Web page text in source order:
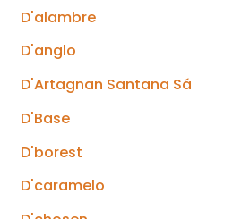
D'alambre
D'anglo
D'Artagnan Santana Sá
D'Base
D'borest
D'caramelo